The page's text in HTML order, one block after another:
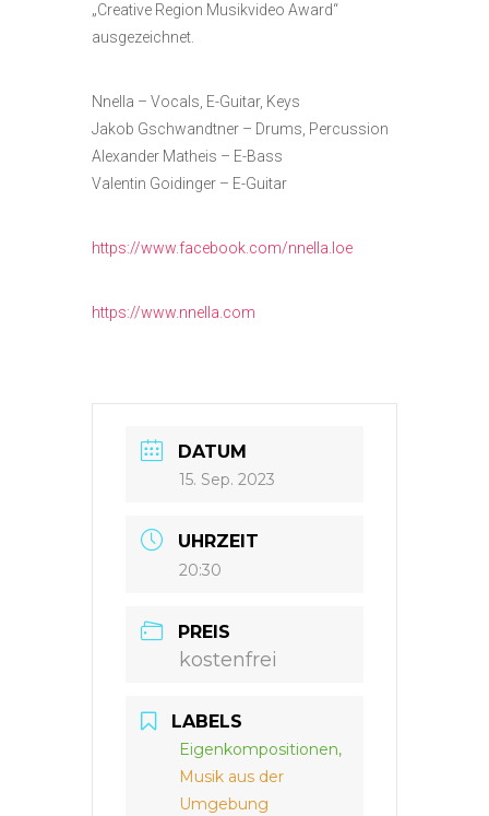
„Creative Region Musikvideo Award“
ausgezeichnet.
Nnella – Vocals, E-Guitar, Keys
Jakob Gschwandtner – Drums, Percussion
Alexander Matheis – E-Bass
Valentin Goidinger – E-Guitar
https://www.facebook.com/nnella.loe
https://www.nnella.com
DATUM
15. Sep. 2023
UHRZEIT
20:30
PREIS
kostenfrei
LABELS
Eigenkompositionen,
Musik aus der
Umgebung